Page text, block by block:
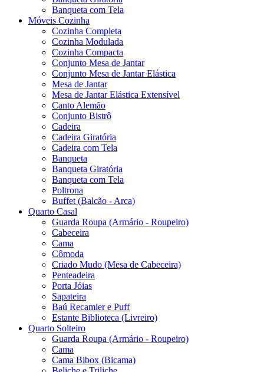
Banqueta com Tela
Móveis Cozinha
Cozinha Completa
Cozinha Modulada
Cozinha Compacta
Conjunto Mesa de Jantar
Conjunto Mesa de Jantar Elástica
Mesa de Jantar
Mesa de Jantar Elástica Extensível
Canto Alemão
Conjunto Bistrô
Cadeira
Cadeira Giratória
Cadeira com Tela
Banqueta
Banqueta Giratória
Banqueta com Tela
Poltrona
Buffet (Balcão - Arca)
Quarto Casal
Guarda Roupa (Armário - Roupeiro)
Cabeceira
Cama
Cômoda
Criado Mudo (Mesa de Cabeceira)
Penteadeira
Porta Jóias
Sapateira
Baú Recamier e Puff
Estante Biblioteca (Livreiro)
Quarto Solteiro
Guarda Roupa (Armário - Roupeiro)
Cama
Cama Bibox (Bicama)